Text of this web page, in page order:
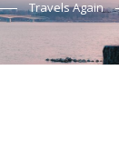
Travels Again